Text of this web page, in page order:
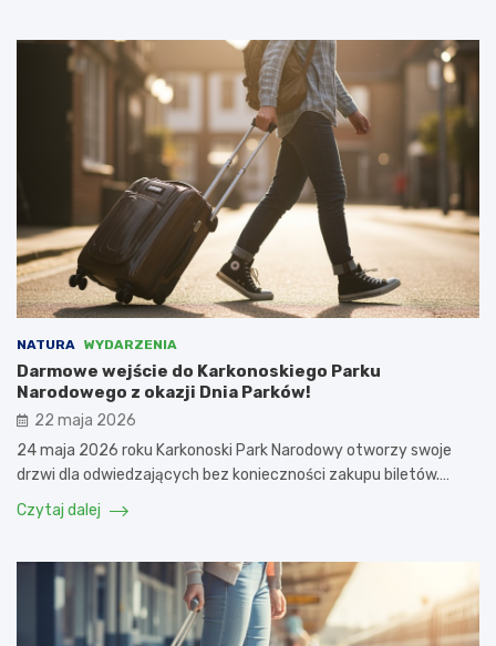
NATURA WYDARZENIA
Darmowe wejście do Karkonoskiego Parku
Narodowego z okazji Dnia Parków!
22 maja 2026
24 maja 2026 roku Karkonoski Park Narodowy otworzy swoje
drzwi dla odwiedzających bez konieczności zakupu biletów.…
Czytaj dalej